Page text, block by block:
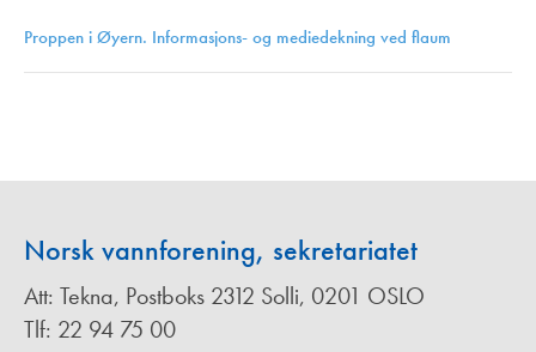
Proppen i Øyern. Informasjons- og mediedekning ved flaum
Norsk vannforening, sekretariatet
Att: Tekna, Postboks 2312 Solli, 0201 OSLO
Tlf: 22 94 75 00